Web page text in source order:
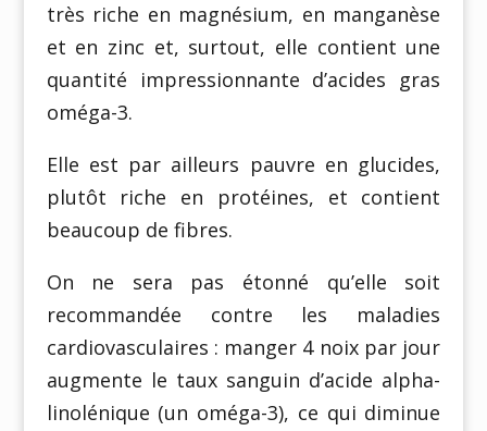
très riche en magnésium, en manganèse
et en zinc et, surtout, elle contient une
quantité impressionnante d’acides gras
oméga-3.
Elle est par ailleurs pauvre en glucides,
plutôt riche en protéines, et contient
beaucoup de fibres.
On ne sera pas étonné qu’elle soit
recommandée contre les maladies
cardiovasculaires : manger 4 noix par jour
augmente le taux sanguin d’acide alpha-
linolénique (un oméga-3), ce qui diminue